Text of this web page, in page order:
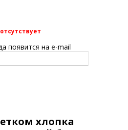
появится на e-mail
хлопка